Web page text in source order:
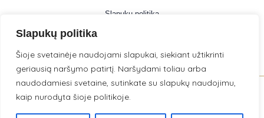
Slapukų politika
Šioje svetainėje naudojami slapukai, siekiant užtikrinti
geriausią naršymo patirtį. Naršydami toliau arba
naudodamiesi svetaine, sutinkate su slapukų naudojimu,
kaip nurodyta šioje politikoje.
Slapukų politika
Informacija